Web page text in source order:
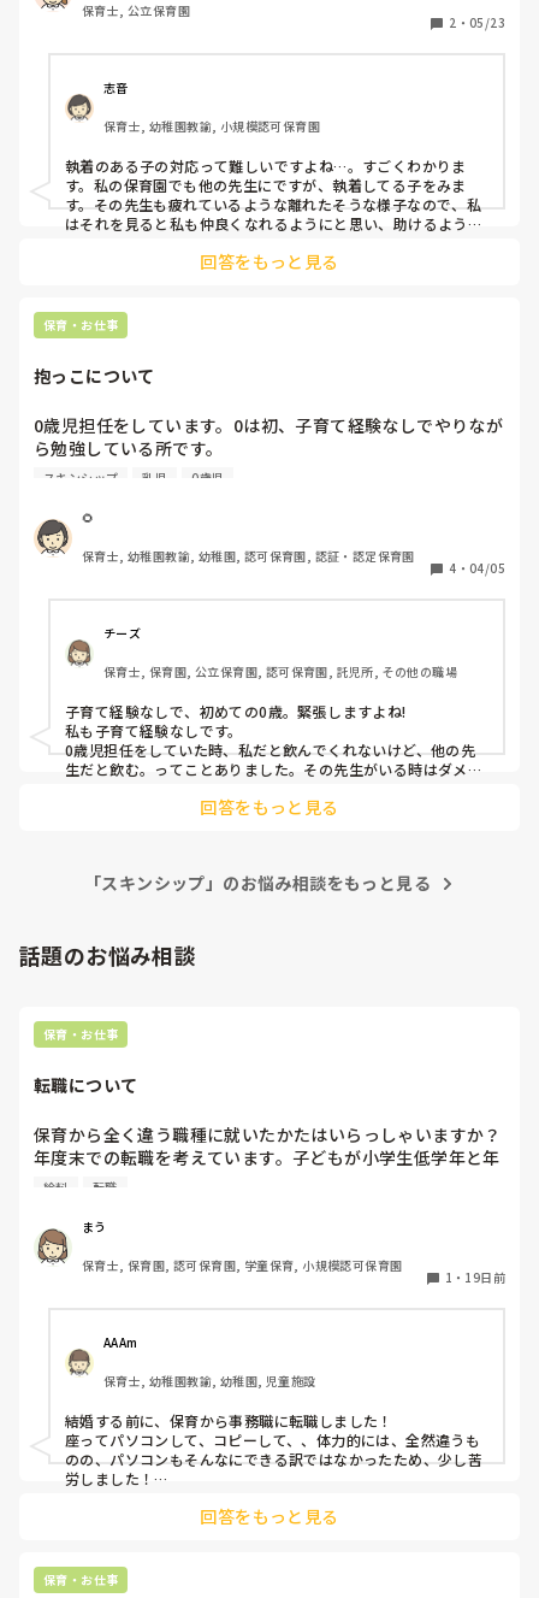
こするまでしつこく追いかけてきます。特に困るのは寝かし
すら大きい声で呼び続けます。そのわりに私がついても身体
が動いて一向に寝る気配はなし。他の担任も、「みー先生来
てくれるから待ってようね」など声かけしてくださいます
が、効果なしです。
場面の切り替え時や、友だちが嫌がっているのにやり続ける
など、構ってほしくてわざとダメなことを繰り返します。
(トイレの時にわざと遠くまで走るなど)
トイレの時はできるだけ個別、あるいは2対1くらいでじっく
家庭ではしっかり目をかけてもらっている感じで、愛情不足
先日その子に特に意識して関わると、いい方向に様子が変わ
っていましたが、他にも４人担当児がおり、毎日その子にフ
どうしたらいいのか悩んでいます…
保育士, 公立保育園
2 ・ 05/23
志音
保育士, 幼稚園教諭, 小規模認可保育園
執着のある子の対応って難しいですよね…。すごくわかりま
す。私の保育園でも他の先生にですが、執着してる子をみま
す。その先生も疲れているような離れたそうな様子なので、私
はそれを見ると私も仲良くなれるようにと思い、助けるように
うにじゃないですが、、、話し合ってみるのもいいかもしれま
回答をもっと見る
保育・お仕事
抱っこについて
0歳児担任をしています。0は初、子育て経験なしでやりなが
ら勉強している所です。
6ヶ月の子がいるのですが、抱っこをすると体をのけぞって
まる抱っこがいいよと言われているのですが、しようとする
とどうしても反って大泣きです…（ ;  ; ）ミルクの時ものけ
ぞってしまい、うまくあげられない時もあります。私の不慣
のだと思います。何かアドバイスなどがあれば教えていただ
きたいです。
スキンシップ 乳児 0歳児
🌻
保育士, 幼稚園教諭, 幼稚園, 認可保育園, 認証・認定保育園
4 ・ 04/05
チーズ
保育士, 保育園, 公立保育園, 認可保育園, 託児所, その他の職場
子育て経験なしで、初めての0歳。緊張しますよね!
私も子育て経験なしです。
0歳児担任をしていた時、私だと飲んでくれないけど、他の先
生だと飲む。ってことありました。その先生がいる時はダメだ
きめのタオル、タオルケットにくるんでしている先生もいまし
まる抱っことかどうしよか？
0歳児の子どもとの関係は、経験よりも相性とか、どのくらい
た。
まだ🌻さんと、その子の関係は始まったばかり。たくさんスキ
ると、子どもも🌻さんのことわかるようになって、飲んでくれ
回答をもっと見る
「スキンシップ」のお悩み相談をもっと見る
話題のお悩み相談
保育・お仕事
転職について
保育から全く違う職種に就いたかたはいらっしゃいますか？
年度末での転職を考えています。子どもが小学生低学年と年
中がいます。
がきつく、可能なら正社員で働きたいです。
１０年程、保育しかやってこなかった自分が何ができるか不
安があり、また保育で探すか、一旦離れるかひたすら悩んで
給料 転職
まう
保育士, 保育園, 認可保育園, 学童保育, 小規模認可保育園
1 ・ 19日前
AAAm
保育士, 幼稚園教諭, 幼稚園, 児童施設
結婚する前に、保育から事務職に転職しました！
座ってパソコンして、コピーして、、体力的には、全然違うも
のの、パソコンもそんなにできる訳ではなかったため、少し苦
労しました！
前に辞めて、子どもが2歳になった時、保育の世界に戻ってし
職して良かったなぁと思います！
回答をもっと見る
保育・お仕事